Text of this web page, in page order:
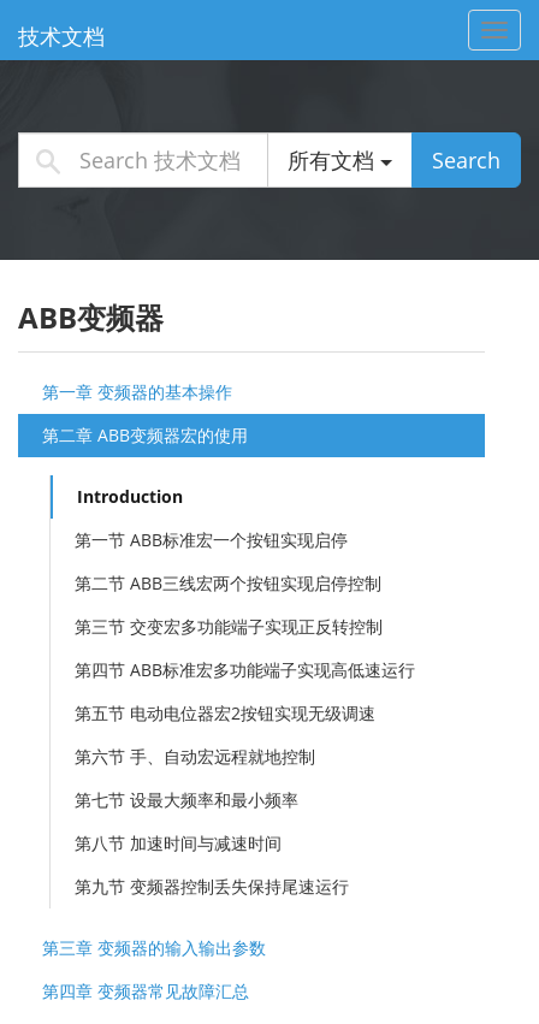
技术文档
所有文档 Search
ABB变频器
第一章 变频器的基本操作
第二章 ABB变频器宏的使用
Introduction
第一节 ABB标准宏一个按钮实现启停
第二节 ABB三线宏两个按钮实现启停控制
第三节 交变宏多功能端子实现正反转控制
第四节 ABB标准宏多功能端子实现高低速运行
第五节 电动电位器宏2按钮实现无级调速
第六节 手、自动宏远程就地控制
第七节 设最大频率和最小频率
第八节 加速时间与减速时间
第九节 变频器控制丢失保持尾速运行
第三章 变频器的输入输出参数
第四章 变频器常见故障汇总